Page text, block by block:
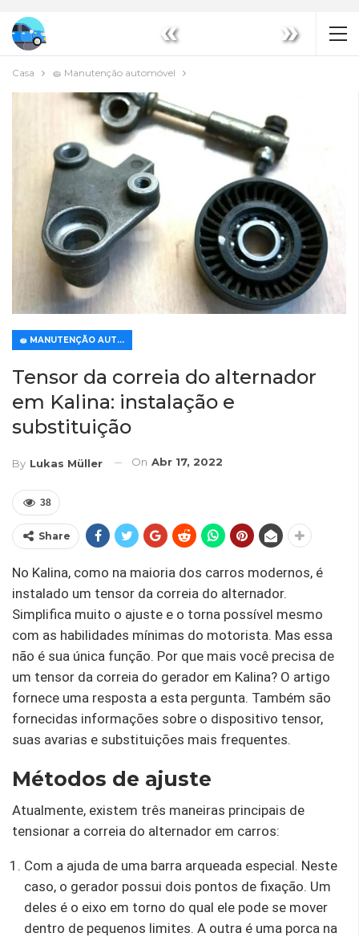
« »
Casa 🧽 Manutenção automóvel
🧽 MANUTENÇÃO AUTOMÓVEL
Tensor da correia do alternador
em Kalina: instalação e
substituição
By Lukas Müller On Abr 17, 2022
38
Share
No Kalina, como na maioria dos carros modernos, é
instalado um tensor da correia do alternador.
Simplifica muito o ajuste e o torna possível mesmo
com as habilidades mínimas do motorista. Mas essa
não é sua única função. Por que mais você precisa de
um tensor da correia do gerador em Kalina? O artigo
fornece uma resposta a esta pergunta. Também são
fornecidas informações sobre o dispositivo tensor,
suas avarias e substituições mais frequentes.
Métodos de ajuste
Atualmente, existem três maneiras principais de
tensionar a correia do alternador em carros:
Com a ajuda de uma barra arqueada especial. Neste
caso, o gerador possui dois pontos de fixação. Um
deles é o eixo em torno do qual ele pode se mover
dentro de pequenos limites. A outra é uma porca na